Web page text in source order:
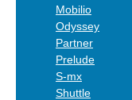
Mobilio
Odyssey
Partner
Prelude
S-mx
Shuttle